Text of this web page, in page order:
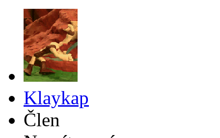
Klaykap
Člen